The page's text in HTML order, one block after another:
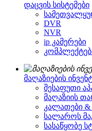
დაცვის სისტემები
DVR
NVR
ip კამერები
მაღაზიების
შესაფუთი
მაღაზიის
კალათები &
სალაროს
სასაწყობე